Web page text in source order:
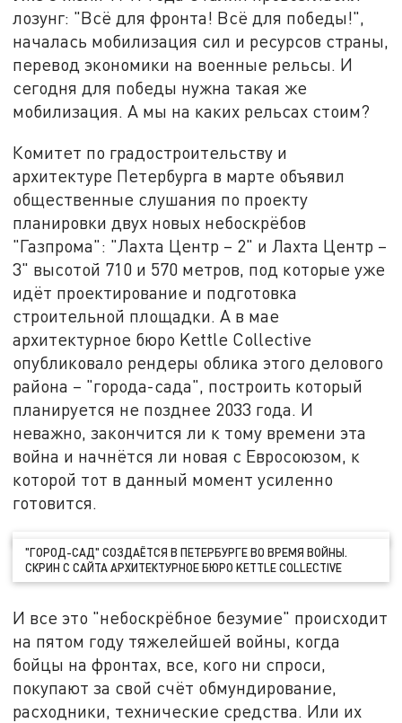
лозунг: "Всё для фронта! Всё для победы!",
началась мобилизация сил и ресурсов страны,
перевод экономики на военные рельсы. И
сегодня для победы нужна такая же
мобилизация. А мы на каких рельсах стоим?
Комитет по градостроительству и
архитектуре Петербурга в марте объявил
общественные слушания по проекту
планировки двух новых небоскрёбов
"Газпрома": "Лахта Центр – 2" и Лахта Центр –
3" высотой 710 и 570 метров, под которые уже
идёт проектирование и подготовка
строительной площадки. А в мае
архитектурное бюро Kettle Collective
опубликовало рендеры облика этого делового
района – "города-сада", построить который
планируется не позднее 2033 года. И
неважно, закончится ли к тому времени эта
война и начнётся ли новая с Евросоюзом, к
которой тот в данный момент усиленно
готовится.
"ГОРОД-САД" СОЗДАЁТСЯ В ПЕТЕРБУРГЕ ВО ВРЕМЯ ВОЙНЫ.
СКРИН С САЙТА АРХИТЕКТУРНОЕ БЮРО KETTLE COLLECTIVE
И все это "небоскрёбное безумие" происходит
на пятом году тяжелейшей войны, когда
бойцы на фронтах, все, кого ни спроси,
покупают за свой счёт обмундирование,
расходники, технические средства. Или их